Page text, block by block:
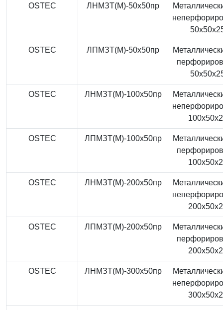
OSTEC ЛНМЗТ(М)-50x50пр
OSTEC ЛПМЗТ(М)-50x50пр
OSTEC ЛНМЗТ(М)-100x50пр
OSTEC ЛПМЗТ(М)-100x50пр
OSTEC ЛНМЗТ(М)-200x50пр
OSTEC ЛПМЗТ(М)-200x50пр
OSTEC ЛНМЗТ(М)-300x50пр